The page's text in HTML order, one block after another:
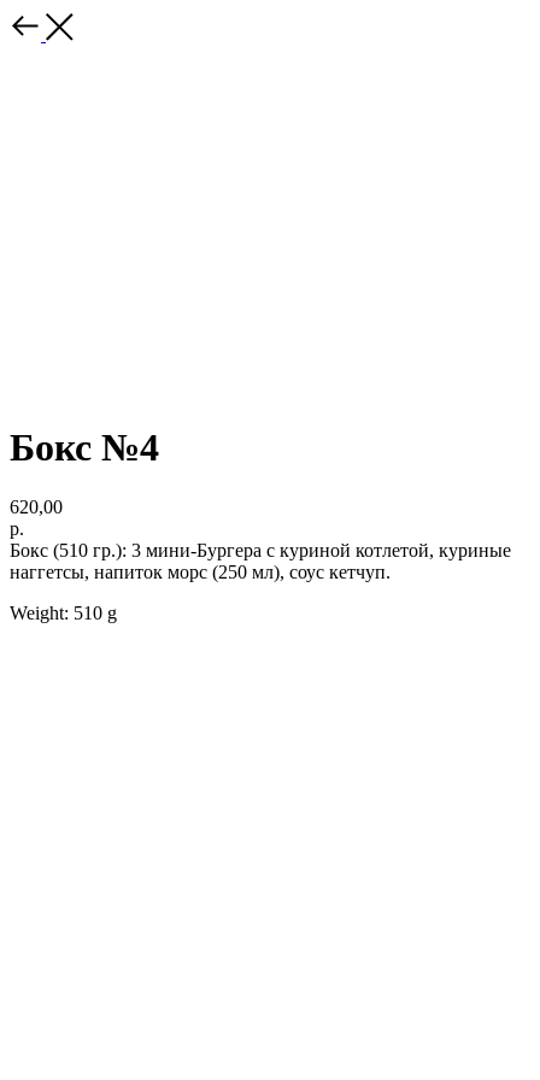
Бокс №4
620,00
р.
Бокс (510 гр.): 3 мини-Бургера с куриной котлетой, куриные
наггетсы, напиток морс (250 мл), соус кетчуп.
Weight: 510 g